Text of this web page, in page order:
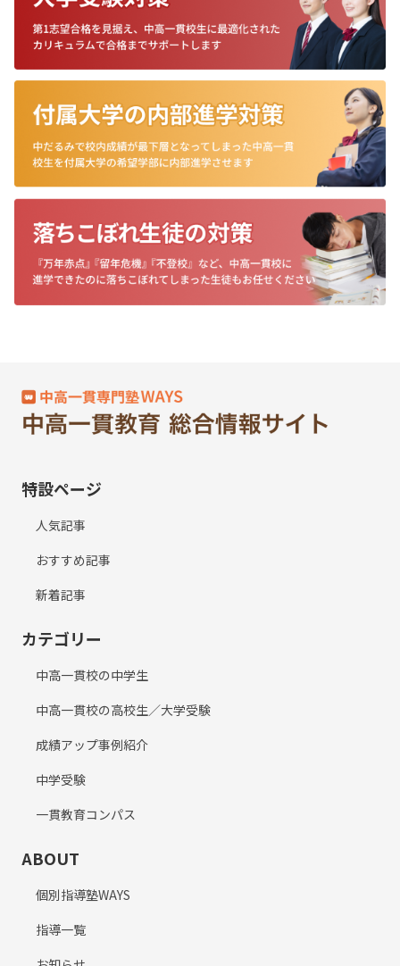
特設ページ
人気記事
おすすめ記事
新着記事
カテゴリー
中高一貫校の中学生
中高一貫校の高校生／大学受験
成績アップ事例紹介
中学受験
一貫教育コンパス
ABOUT
個別指導塾WAYS
指導一覧